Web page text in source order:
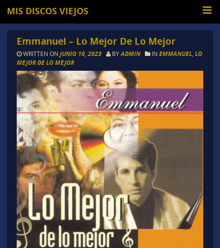
MIS DISCOS VIEJOS
Emmanuel – Lo Mejor De Lo Mejor
WRITTEN ON JUNIO 10, 2023 BYADMIN IN EMMANUEL, LO
MEJOR DE LO MEJOR